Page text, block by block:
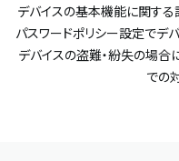
デバイスの基本機能に関す
パスワードポリシー設定でデ
デバイスの盗難・紛失の場合
での